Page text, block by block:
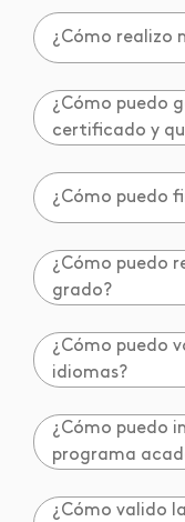
¿Cómo realizo
¿Cómo puedo
certificado y
¿Cómo puedo
¿Cómo puedo
grado?
¿Cómo puedo
idiomas?
¿Cómo puedo
programa
¿Cómo valido